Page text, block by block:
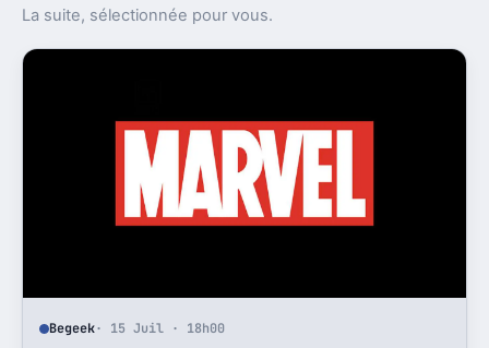
La suite, sélectionnée pour vous.
Begeek· 15 Juil · 18h00